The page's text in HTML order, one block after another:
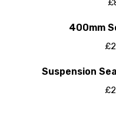
£
400mm
£
Suspension
£